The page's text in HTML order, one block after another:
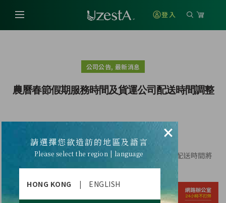
登入
公司公告, 最新消息
農曆春節假期服務時間及貨運公司配送時間調整
適逢農曆春節假期，優世德台灣服務時間及貨運公司配送時間將
有所調整
×
請選擇您欲造訪的地區及語言
Please select the region | language
HONG KONG | ENGLISH